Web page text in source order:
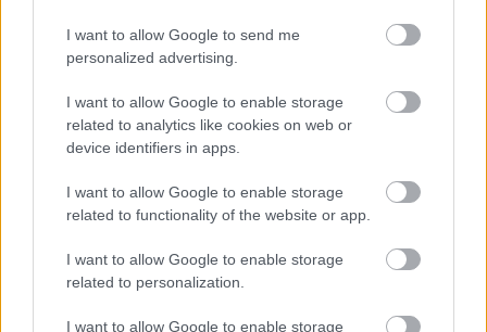
I want to allow Google to send me
personalized advertising.
I want to allow Google to enable storage
related to analytics like cookies on web or
device identifiers in apps.
I want to allow Google to enable storage
related to functionality of the website or app.
I want to allow Google to enable storage
related to personalization.
I want to allow Google to enable storage
Switch modellekkel
PCW.lite| 2025.04.30 20:02
Villámgyors töltéssel érkezik a
Switch 2 Pro Controller, mégsem
veszít az üzemidejéből
A Nintendo némiképp csúsztat a
kompatibilitásáról
PCW.lite| 2025.04.10 08:04